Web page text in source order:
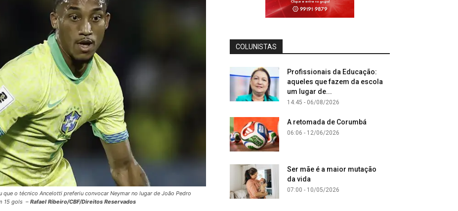
o técnico Ancelotti preferiu convocar Neymar no lugar de João Pedro
15 gols – Rafael Ribeiro/CBF/Direitos Reservados
COLUNISTAS
Profissionais da Educação:
aqueles que fazem da escola
um lugar de...
14:45 - 06/08/2026
A retomada de Corumbá
06:06 - 12/06/2026
Ser mãe é a maior mutação
da vida
07:00 - 10/05/2026